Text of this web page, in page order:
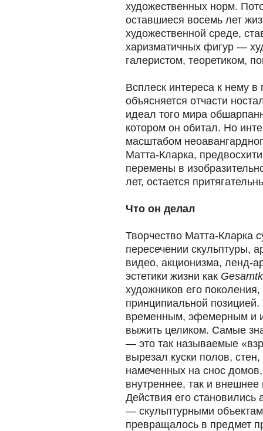
художественных норм.
оставшиеся восемь лет
художественной среде,
харизматичных фигур —
галеристом, теоретиком,
Всплеск интереса к нему в
объясняется отчасти
идеал того мира
котором он обитал. Но
масштабом
Матта-Кларка,
перемены в
лет, остается
Что он делал
Творчество Матта-Кларка
пересечении скульптуры,
видео, акционизма, ленд-
эстетики жизни как
художников его
принципиальной
временным, эфемерным и
выжить целиком. Самые
— это так называемые
вырезал куски полов,
намеченных на снос
внутреннее, так и внешнее
Действия его
— скульптурными
превращалось в предмет